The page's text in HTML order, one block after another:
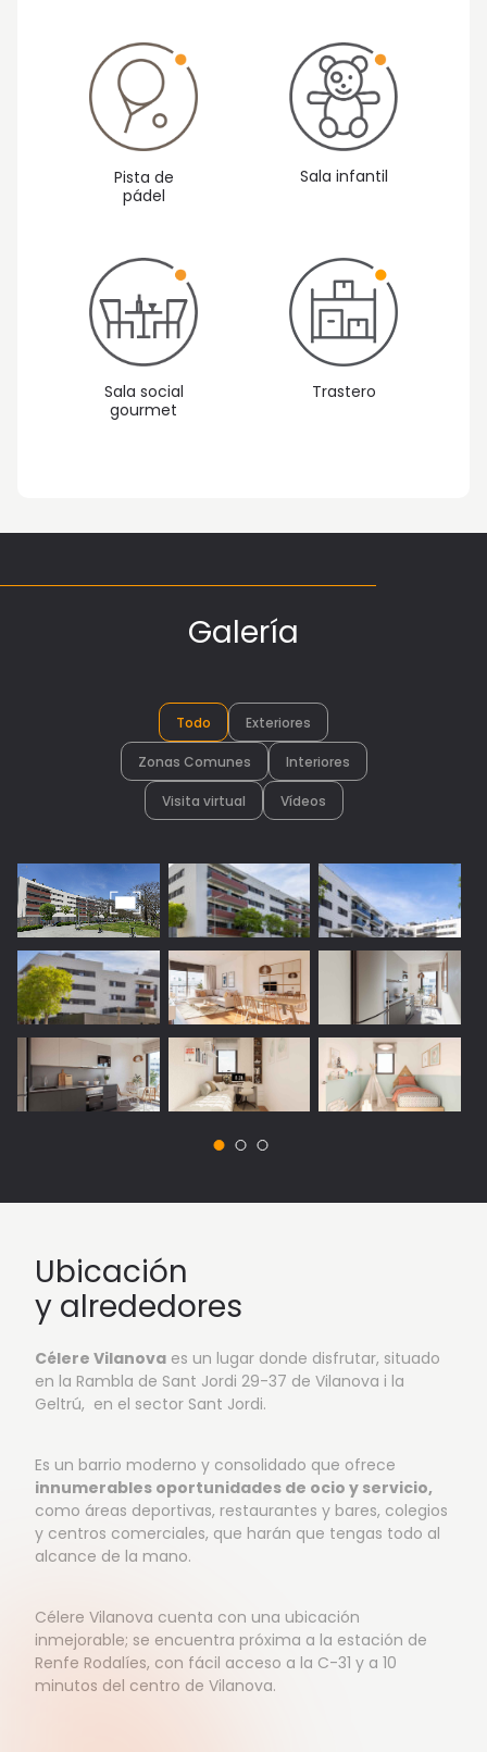
Pista de
pádel
Sala infantil
Sala social
gourmet
Trastero
Galería
Todo Exteriores
Zonas Comunes Interiores
Visita virtual Vídeos
Ubicación
y alrededores
Célere Vilanova es un lugar donde disfrutar, situado
en la Rambla de Sant Jordi 29-37 de Vilanova i la
Geltrú, en el sector Sant Jordi.
Es un barrio moderno y consolidado que ofrece
innumerables oportunidades de ocio y servicio,
como áreas deportivas, restaurantes y bares, colegios
y centros comerciales, que harán que tengas todo al
alcance de la mano.
Célere Vilanova cuenta con una ubicación
inmejorable; se encuentra próxima a la estación de
Renfe Rodalíes, con fácil acceso a la C-31 y a 10
minutos del centro de Vilanova.